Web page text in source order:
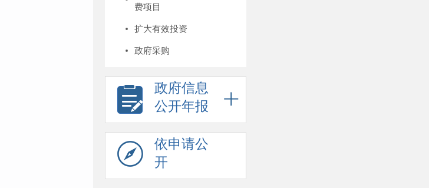
费项目
扩大有效投资
政府采购
政府信息
公开年报
依申请公
开